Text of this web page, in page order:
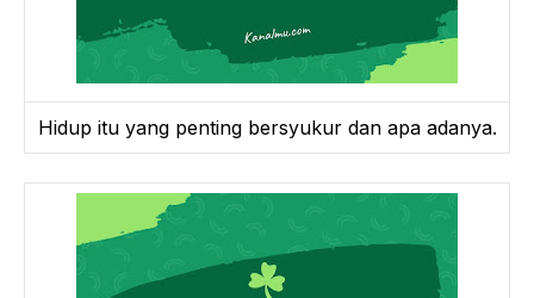
Hidup itu yang penting bersyukur dan apa adanya.